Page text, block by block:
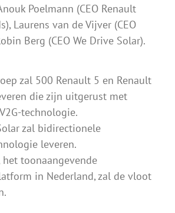
Poelmann (CEO Renault
Laurens van de Vijver (CEO
Berg (CEO We Drive Solar).
zal 500 Renault 5 en Renault
die zijn uitgerust met
technologie.
zal bidirectionele
leveren.
het toonaangevende
in Nederland, zal de vloot